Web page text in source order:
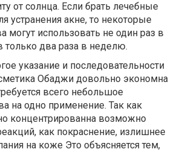
от солнца. Если брать лечебные
устранения акне, то некоторые
могут использовать не один раз в
только два раза в неделю.
указание и последовательности
Обаджи довольно экономна
всего небольшое
на одно применение. Так как
концентрированна возможно
как покраснение, излишнее
на коже Это объясняется тем,